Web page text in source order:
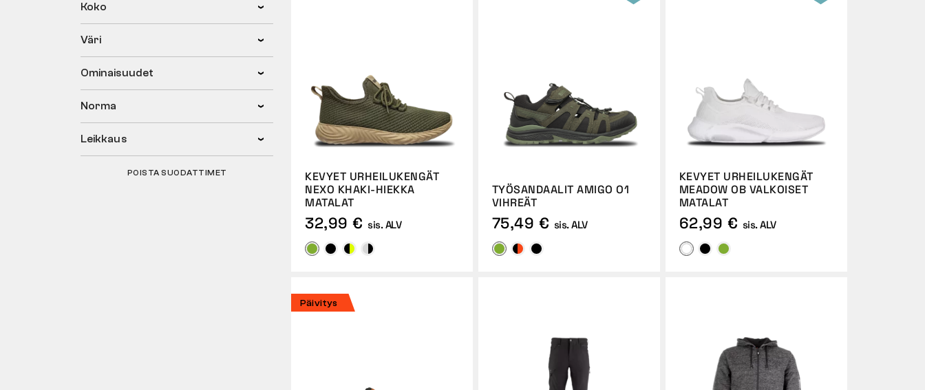
Koko
Väri
Ominaisuudet
Norma
Leikkaus
POISTA SUODATTIMET
KEVYET URHEILUKENGÄT
NEXO KHAKI-HIEKKA
MATALAT
32,99 € sis. ALV
TYÖSANDAALIT AMIGO O1
VIHREÄT
75,49 € sis. ALV
KEVYET URHEILUKENGÄT
MEADOW OB VALKOISET
MATALAT
62,99 € sis. ALV
Päivitys